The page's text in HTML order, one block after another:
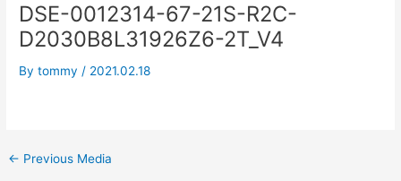
DSE-0012314-67-21S-R2C-
D2030B8L31926Z6-2T_V4
Bytommy / 2021.02.18
navigation
← Previous Media